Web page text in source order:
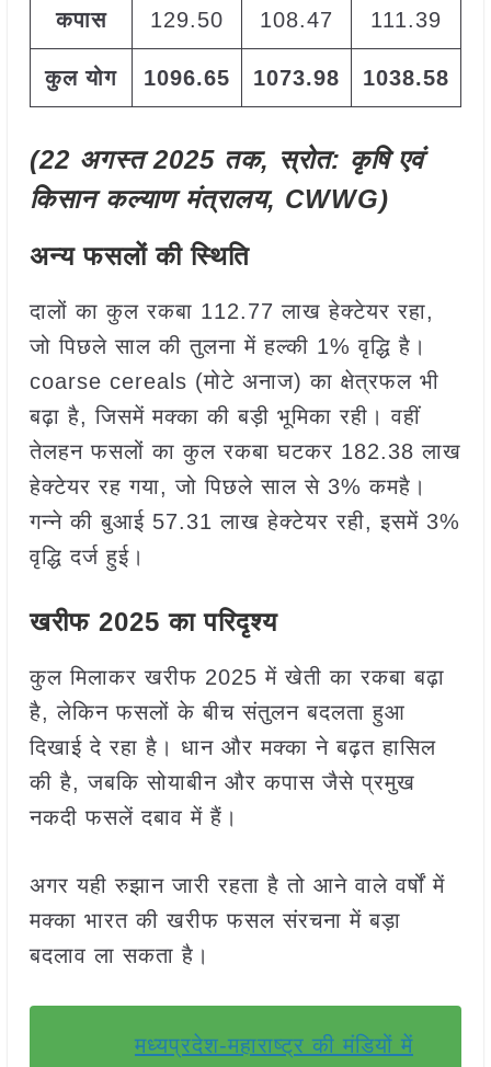
कपास 129.50 108.47 111.39
कुल योग 1096.65 1073.98 1038.58
(22 अगस्त 2025 तक, स्रोत: कृषि एवं
किसान कल्याण मंत्रालय, CWWG)
अन्य फसलों की स्थिति
दालों का कुल रकबा 112.77 लाख हेक्टेयर रहा,
जो पिछले साल की तुलना में हल्की 1% वृद्धि है।
coarse cereals (मोटे अनाज) का क्षेत्रफल भी
बढ़ा है, जिसमें मक्का की बड़ी भूमिका रही। वहीं
तेलहन फसलों का कुल रकबा घटकर 182.38 लाख
हेक्टेयर रह गया, जो पिछले साल से 3% कमहै।
गन्ने की बुआई 57.31 लाख हेक्टेयर रही, इसमें 3%
वृद्धि दर्ज हुई।
खरीफ 2025 का परिदृश्य
कुल मिलाकर खरीफ 2025 में खेती का रकबा बढ़ा
है, लेकिन फसलों के बीच संतुलन बदलता हुआ
दिखाई दे रहा है। धान और मक्का ने बढ़त हासिल
की है, जबकि सोयाबीन और कपास जैसे प्रमुख
नकदी फसलें दबाव में हैं।
अगर यही रुझान जारी रहता है तो आने वाले वर्षों में
मक्का भारत की खरीफ फसल संरचना में बड़ा
बदलाव ला सकता है।
मध्यप्रदेश-महाराष्ट्र की मंडियों में